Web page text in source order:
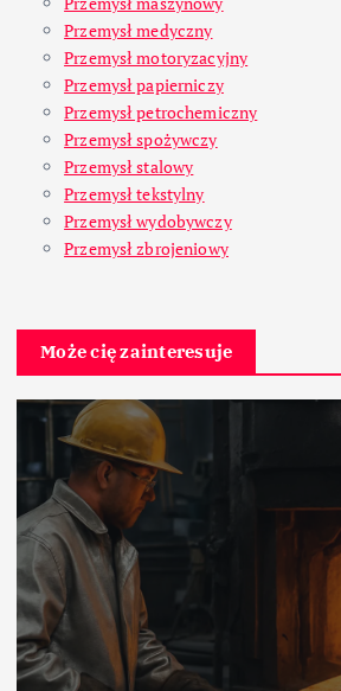
Przemysł medyczny
Przemysł motoryzacyjny
Przemysł papierniczy
Przemysł petrochemiczny
Przemysł spożywczy
Przemysł stalowy
Przemysł tekstylny
Przemysł wydobywczy
Przemysł zbrojeniowy
Może cię zainteresuje